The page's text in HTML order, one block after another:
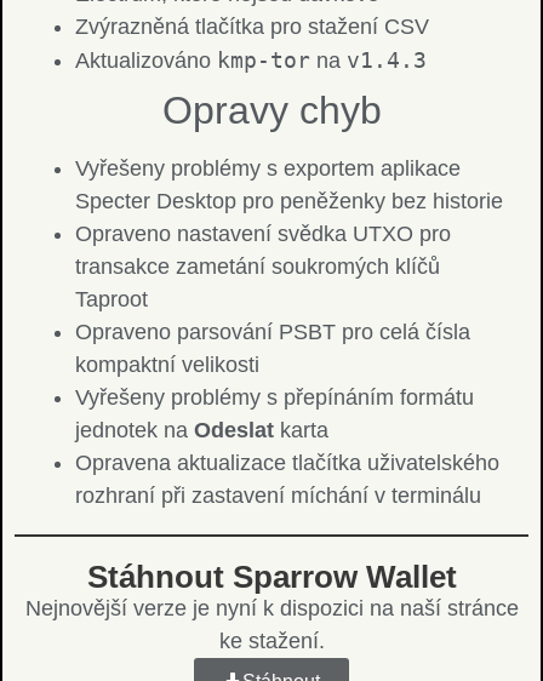
Zvýrazněná tlačítka pro stažení CSV
Aktualizováno kmp-tor na v1.4.3
Opravy chyb
Vyřešeny problémy s exportem aplikace
Specter Desktop pro peněženky bez historie
Opraveno nastavení svědka UTXO pro
transakce zametání soukromých klíčů
Taproot
Opraveno parsování PSBT pro celá čísla
kompaktní velikosti
Vyřešeny problémy s přepínáním formátu
jednotek na Odeslat karta
Opravena aktualizace tlačítka uživatelského
rozhraní při zastavení míchání v terminálu
Stáhnout Sparrow Wallet
Nejnovější verze je nyní k dispozici na naší stránce
ke stažení.